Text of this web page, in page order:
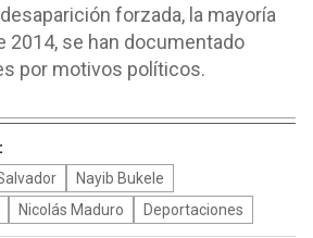
forzada, la mayoría
2014, se han documentado
por motivos políticos.
Nayib Bukele
Nicolás Maduro Deportaciones